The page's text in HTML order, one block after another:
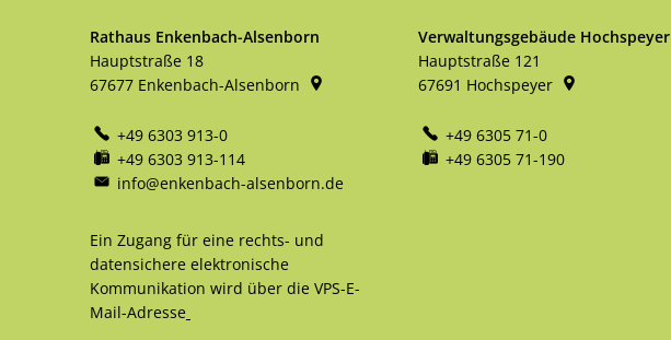
Rathaus Enkenbach-Alsenborn
Hauptstraße 18
67677 Enkenbach-Alsenborn
+49 6303 913-0
+49 6303 913-114
info@enkenbach-alsenborn.de
Ein Zugang für eine rechts- und
datensichere elektronische
Kommunikation wird über die VPS-E-
Mail-Adresse
Verwaltungsgebäude Hochspeyer
Hauptstraße 121
67691 Hochspeyer
+49 6305 71-0
+49 6305 71-190